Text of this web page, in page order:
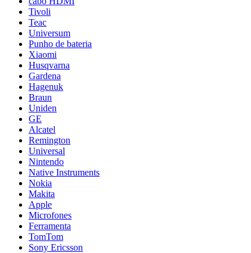
Tivoli
Teac
Universum
Punho de bateria
Xiaomi
Husqvarna
Gardena
Hagenuk
Braun
Uniden
GE
Alcatel
Remington
Universal
Nintendo
Native Instruments
Nokia
Makita
Apple
Microfones
Ferramenta
TomTom
Sony Ericsson